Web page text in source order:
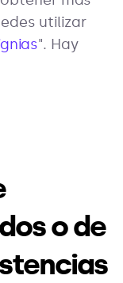
utilizar
". Hay
o de